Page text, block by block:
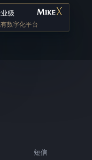
级
数字化平台
短信